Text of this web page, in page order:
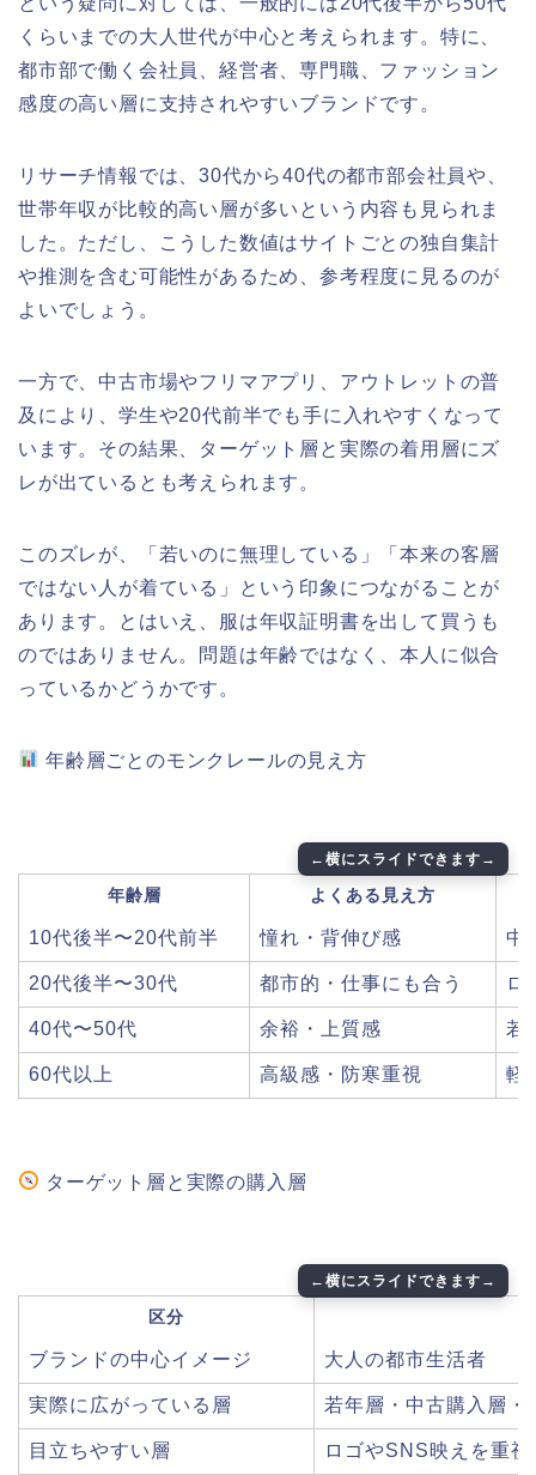
くらいまでの大人世代が中心と考えられます。特に、
都市部で働く会社員、経営者、専門職、ファッション
感度の高い層に支持されやすいブランドです。
リサーチ情報では、30代から40代の都市部会社員や、
世帯年収が比較的高い層が多いという内容も見られま
した。ただし、こうした数値はサイトごとの独自集計
や推測を含む可能性があるため、参考程度に見るのが
よいでしょう。
一方で、中古市場やフリマアプリ、アウトレットの普
及により、学生や20代前半でも手に入れやすくなって
います。その結果、ターゲット層と実際の着用層にズ
レが出ているとも考えられます。
このズレが、「若いのに無理している」「本来の客層
ではない人が着ている」という印象につながることが
あります。とはいえ、服は年収証明書を出して買うも
のではありません。問題は年齢ではなく、本人に似合
っているかどうかです。
年齢層ごとのモンクレールの見え方
年齢層 よくある見え方
10代後半〜20代前半 憧れ・背伸び感 中
20代後半〜30代 都市的・仕事にも合う ロ
40代〜50代 余裕・上質感 若
60代以上 高級感・防寒重視 軽
ターゲット層と実際の購入層
区分
ブランドの中心イメージ 大人の都市生活者
実際に広がっている層 若年層・中古購入層・
目立ちやすい層 ロゴやSNS映えを重視